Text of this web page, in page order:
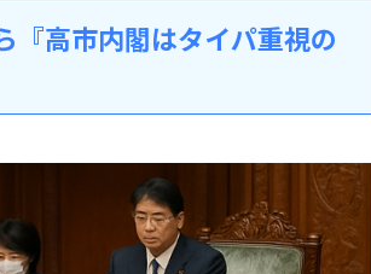
『高市内閣はタイパ重視の